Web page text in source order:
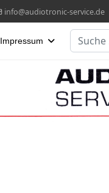
info@audiotronic-service.de
Impressum Suchen